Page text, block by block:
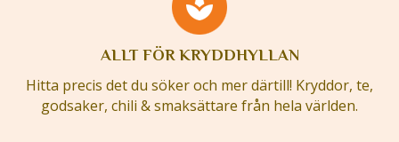
ALLT FÖR KRYDDHYLLAN
Hitta precis det du söker och mer därtill! Kryddor, te,
godsaker, chili & smaksättare från hela världen.